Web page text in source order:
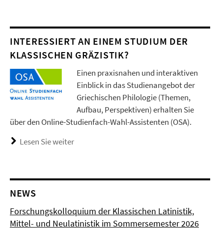
INTERESSIERT AN EINEM STUDIUM DER
KLASSISCHEN GRÄZISTIK?
Einen praxisnahen und interaktiven
Einblick in das Studienangebot der
Griechischen Philologie (Themen,
Aufbau, Perspektiven) erhalten Sie
über den Online-Studienfach-Wahl-Assistenten (OSA).
Lesen Sie weiter
NEWS
Forschungskolloquium der Klassischen Latinistik,
Mittel- und Neulatinistik im Sommersemester 2026